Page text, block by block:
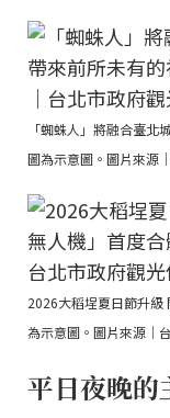
「蜘蛛人」將融合臺北
圖為示意圖。圖片來源
2026大稻埕夏日節升
為示意圖。圖片來源｜
平日夜晚